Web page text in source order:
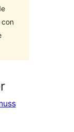
con